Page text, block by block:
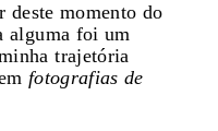
momento do
alguma foi um
trajetória
fotografias de